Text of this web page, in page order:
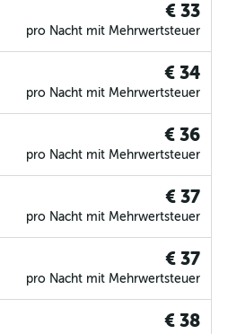
€ 33
pro Nacht mit Mehrwertsteuer
€ 34
pro Nacht mit Mehrwertsteuer
€ 36
pro Nacht mit Mehrwertsteuer
€ 37
pro Nacht mit Mehrwertsteuer
€ 37
pro Nacht mit Mehrwertsteuer
€ 38